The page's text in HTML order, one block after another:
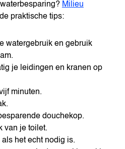
Milieu
praktische tips:
watergebruik en gebruik
je leidingen en kranen op
minuten.
douchekop.
van je toilet.
het echt nodig is.